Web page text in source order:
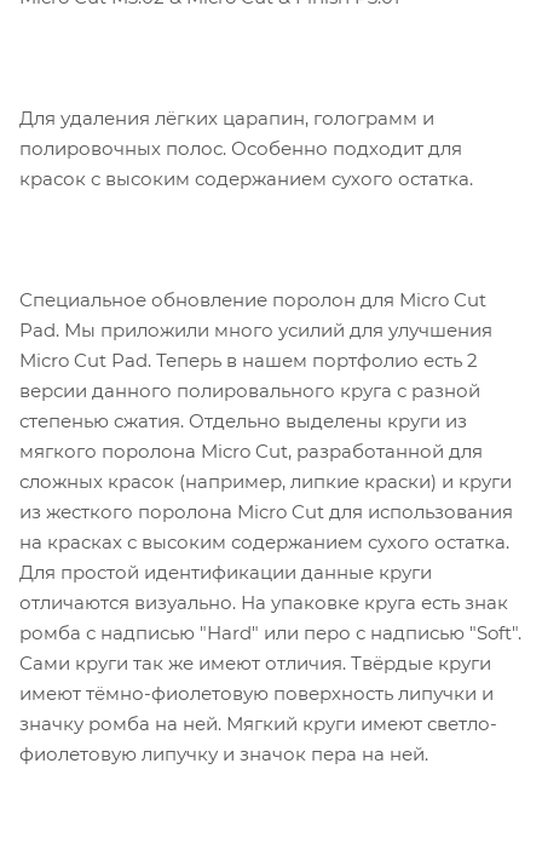
Для удаления лёгких царапин, голограмм и
полировочных полос. Особенно подходит для
красок с высоким содержанием сухого остатка.
Специальное обновление поролон для Micro Cut
Pad. Мы приложили много усилий для улучшения
Micro Cut Pad. Теперь в нашем портфолио есть 2
версии данного полировального круга с разной
степенью сжатия. Отдельно выделены круги из
мягкого поролона Micro Cut, разработанной для
сложных красок (например, липкие краски) и круги
из жесткого поролона Micro Cut для использования
на красках с высоким содержанием сухого остатка.
Для простой идентификации данные круги
отличаются визуально. На упаковке круга есть знак
ромба с надписью "Hard" или перо с надписью "Soft".
Сами круги так же имеют отличия. Твёрдые круги
имеют тёмно-фиолетовую поверхность липучки и
значку ромба на ней. Мягкий круги имеют светло-
фиолетовую липучку и значок пера на ней.